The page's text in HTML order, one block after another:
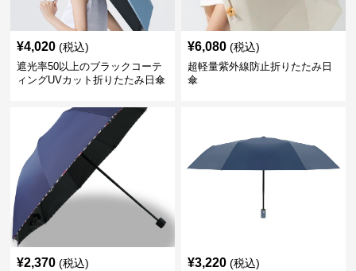
¥4,020 (税込)
遮光率50以上のブラックコーテ
ィングUVカット折りたたみ日傘
¥6,080 (税込)
超軽量紫外線防止折りたたみ日
傘
¥2,370 (税込) ¥3,220 (税込)